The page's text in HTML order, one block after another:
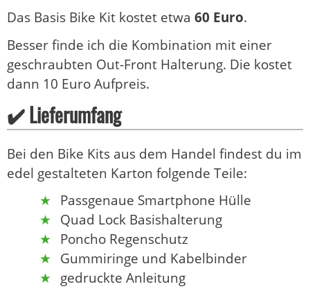
Das Basis Bike Kit kostet etwa 60 Euro.
Besser finde ich die Kombination mit einer
geschraubten Out-Front Halterung. Die kostet
dann 10 Euro Aufpreis.
✔️ Lieferumfang
Bei den Bike Kits aus dem Handel findest du im
edel gestalteten Karton folgende Teile:
Passgenaue Smartphone Hülle
Quad Lock Basishalterung
Poncho Regenschutz
Gummiringe und Kabelbinder
gedruckte Anleitung